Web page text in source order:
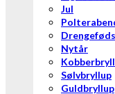
Jul
Nytår
Sølvbryllup
Guldbryllup